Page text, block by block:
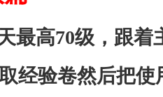
最高70级，跟着
经验卷然后把